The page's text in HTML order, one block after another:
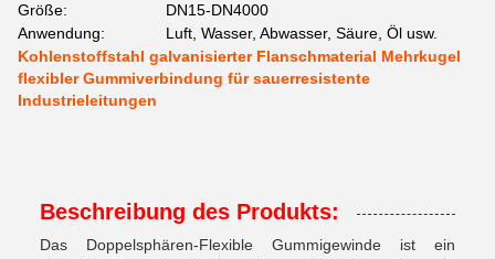
Größe:
DN15-DN4000
Anwendung:
Luft, Wasser, Abwasser, Säure, Öl usw.
Kohlenstoffstahl galvanisierter Flanschmaterial Mehrkugel
flexibler Gummiverbindung für sauerresistente
Industrieleitungen
Beschreibung des Produkts:
Das Doppelsphären-Flexible Gummigewinde ist ein